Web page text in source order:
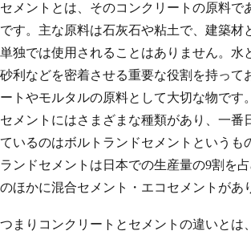
セメントとは、そのコンクリートの原料で
です。主な原料は石灰石や粘土で、建築材
単独では使用されることはありません。水
砂利などを密着させる重要な役割を持って
ートやモルタルの原料として大切な物です。
セメントにはさまざまな種類があり、一番
ているのはボルトランドセメントというも
ランドセメントは日本での生産量の9割を
のほかに混合セメント・エコセメントがあ
つまりコンクリートとセメントの違いとは